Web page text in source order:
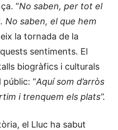
“No saben, per tot el
No saben, el que hem
la tornada de la
sentiments. El
biogràfics i culturals
“Aquí som d’arròs
i trenquem els plats”.
el Lluc ha sabut